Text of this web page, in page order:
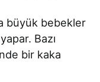
büyük bebekler
Bazı
bir kaka